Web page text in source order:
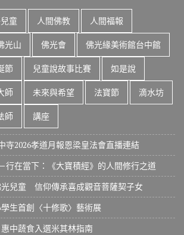
童 人間佛教 人間福報
光山 佛光會 佛光緣美術館台中館
節 兒童說故事比賽 如是說
師 未來與希望 法寶節 滴水坊
師 講座
寺2026孝道月報恩梁皇法會直播連結
行在當下：《大寶積經》的人間修行之道
光兒童 信仰傳承喜成觀音菩薩契子女
生首創〈十修歌〉藝術展
中蔬食入選米其林指南